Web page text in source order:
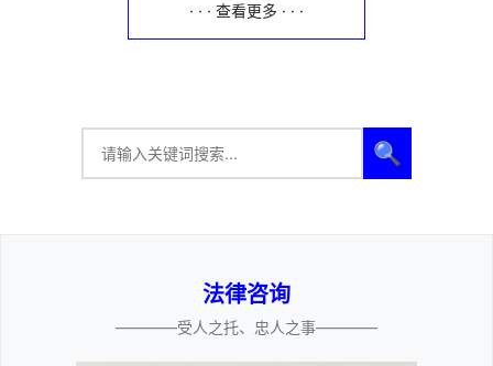
· · · 查看更多 · · ·
🔍
法律咨询
————受人之托、忠人之事————